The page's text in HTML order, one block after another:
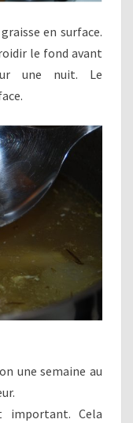
en surface.
le fond avant
une nuit. Le
une semaine au
important. Cela